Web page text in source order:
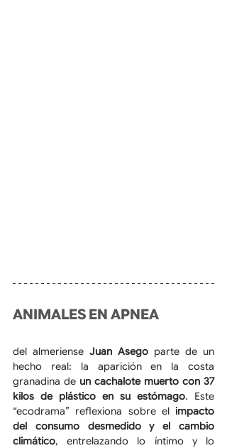
ANIMALES EN APNEA
del almeriense Juan Asego parte de un
hecho real: la aparición en la costa
granadina de un cachalote muerto con 37
kilos de plástico en su estómago. Este
“ecodrama” reflexiona sobre el impacto
del consumo desmedido y el cambio
climático, entrelazando lo íntimo y lo